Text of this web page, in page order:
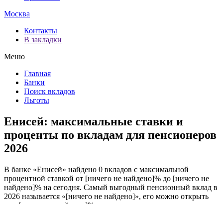
Москва
Контакты
В закладки
Меню
Главная
Банки
Поиск вкладов
Льготы
Енисей: максимальные ставки и
проценты по вкладам для пенсионеров
2026
В банке «Енисей» найдено 0 вкладов с максимальной
процентной ставкой от [ничего не найдено]% до [ничего не
найдено]% на сегодня. Самый выгодный пенсионный вклад в
2026 называется «[ничего не найдено]», его можно открыть